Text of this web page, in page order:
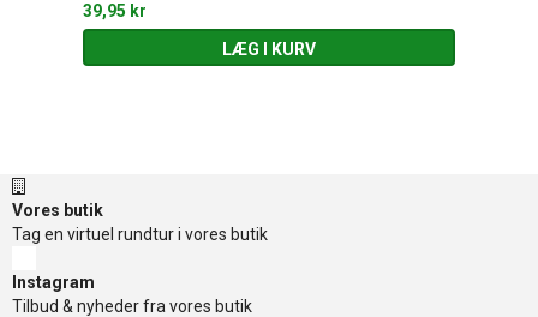
39,95 kr
LÆG I KURV
Vores butik
Tag en virtuel rundtur i vores butik
Instagram
Tilbud & nyheder fra vores butik